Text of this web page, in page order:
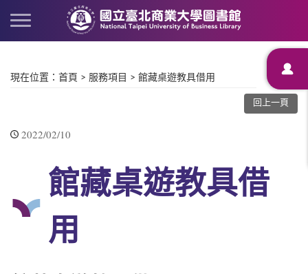
現在位置 ： 首頁 > 服務項目 > 館藏桌遊教具借用
回上一頁
2022/02/10
館藏桌遊教具借
用